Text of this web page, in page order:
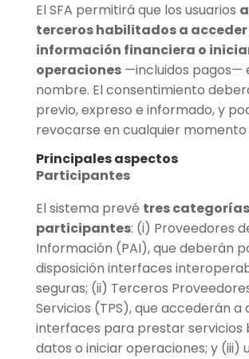
El SFA permitirá que los usuarios
terceros habilitados a acceder
información financiera o
operaciones—incluidos pagos—
nombre. El consentimiento
previo, expreso e informado, y
revocarse en cualquier momento
Principales aspectos
Participantes
El sistema prevé tres
participantes: (i) Proveedores
Información (PAI), que deberán
disposición interfaces
seguras; (ii) Terceros
Servicios (TPS), que accederán a
interfaces para prestar servicios
datos o iniciar operaciones; y (iii)